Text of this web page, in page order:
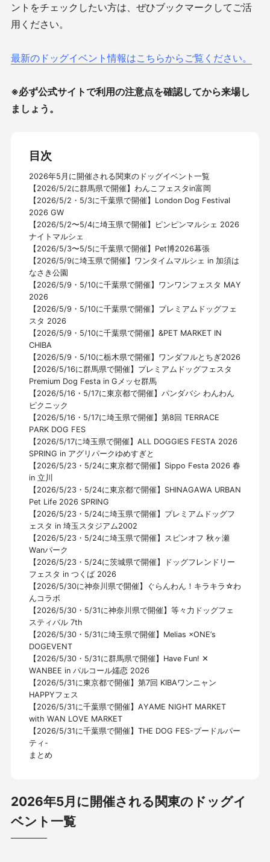
ントをチェックしたい方は、ぜひブックマークしてご活
用ください。
最新のドッグイベント情報はこちらからご覧ください。
※必ず公式サイトで利用の注意点を確認してから来場し
ましょう。
目次
2026年5月に開催される関東のドッグイベント一覧
【2026/5/2に群馬県で開催】わんこフェスタin富岡
【2026/5/2・5/3に千葉県で開催】London Dog Festival
2026 GW
【2026/5/2〜5/4に埼玉県で開催】ピンピンマルシェ 2026
ナイトマルシェ
【2026/5/3〜5/5に千葉県で開催】Pet博2026幕張
【2026/5/9に埼玉県で開催】ワンタイムマルシェ in 加須は
なさき公園
【2026/5/9・5/10に千葉県で開催】ワンワンフェスタ MAY
2026
【2026/5/9・5/10に千葉県で開催】プレミアムドッグフェ
スタ 2026
【2026/5/9・5/10に千葉県で開催】&PET MARKET IN
CHIBA
【2026/5/9・5/10に栃木県で開催】ワンダフルとちぎ2026
【2026/5/16に群馬県で開催】プレミアムドッグフェスタ
Premium Dog Festa in Gメッセ群馬
【2026/5/16・5/17に東京都で開催】パンダバシ わんわん
ピクニック
【2026/5/16・5/17に埼玉県で開催】第8回 TERRACE
PARK DOG FES
【2026/5/17に埼玉県で開催】ALL DOGGIES FESTA 2026
SPRING in アグリパークゆめすぎと
【2026/5/23・5/24に東京都で開催】Sippo Festa 2026 春
in 立川
【2026/5/23・5/24に東京都で開催】SHINAGAWA URBAN
Pet Life 2026 SPRING
【2026/5/23・5/24に埼玉県で開催】プレミアムドッグフ
ェスタ in 埼玉スタジアム2002
【2026/5/23・5/24に埼玉県で開催】スピンオフ 秋ヶ瀬
Wanパーク
【2026/5/23・5/24に茨城県で開催】ドッグフレンドリー
フェスタ in つくば 2026
【2026/5/30に神奈川県で開催】ぐらんわん！キラキラ☆わ
んコラボ
【2026/5/30・5/31に神奈川県で開催】等々力ドッグフェ
スティバル 7th
【2026/5/30・5/31に埼玉県で開催】Melias ×ONE’s
DOGEVENT
【2026/5/30・5/31に群馬県で開催】Have Fun! ✕
WANBEE in パルコール嬬恋 2026
【2026/5/31に東京都で開催】第7回 KIBAワンニャン
HAPPYフェス
【2026/5/31に千葉県で開催】AYAME NIGHT MARKET
with WAN LOVE MARKET
【2026/5/31に千葉県で開催】THE DOG FES-プードルパー
ティ-
まとめ
2026年5月に開催される関東のドッグイ
ベント一覧